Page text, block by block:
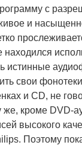
с
и
находился
истинные
свои
и CD, не
кроме DVD-
высокого
Поэтому